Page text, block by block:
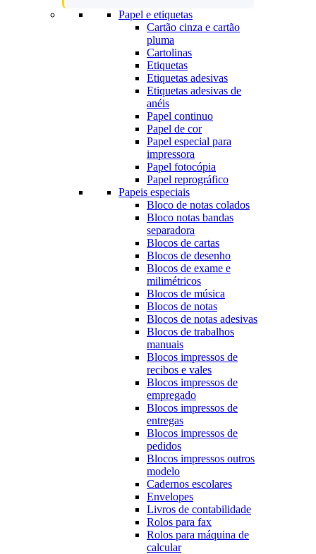
Papel e etiquetas
Cartão cinza e cartão
pluma
Cartolinas
Etiquetas
Etiquetas adesivas
Etiquetas adesivas de
anéis
Papel continuo
Papel de cor
Papel especial para
impressora
Papel fotocópia
Papel reprográfico
Papeis especiais
Bloco de notas colados
Bloco notas bandas
separadora
Blocos de cartas
Blocos de desenho
Blocos de exame e
milimétricos
Blocos de música
Blocos de notas
Blocos de notas adesivas
Blocos de trabalhos
manuais
Blocos impressos de
recibos e vales
Blocos impressos de
empregado
Blocos impressos de
entregas
Blocos impressos de
pedidos
Blocos impressos outros
modelo
Cadernos escolares
Envelopes
Livros de contabilidade
Rolos para fax
Rolos para máquina de
calcular